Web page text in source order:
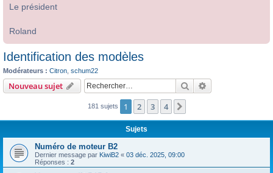
Le président
Roland
Identification des modèles
Modérateurs : Citron schum22
Nouveau sujet Rechercher
181 sujets 1 2 3 4
Sujets
Numéro de moteur B2
Dernier message par KiwiB2 « 03 déc. 2025, 09:00
Réponses : 2